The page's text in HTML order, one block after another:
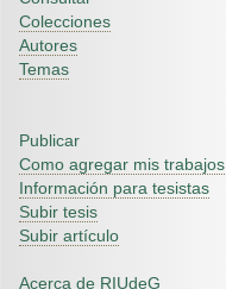
Colecciones
Autores
Temas
Publicar
Como agregar mis trabajos
Información para tesistas
Subir tesis
Subir artículo
Acerca de RIUdeG